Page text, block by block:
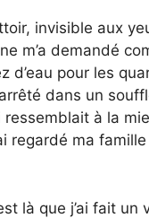
invisible aux
m’a demandé
d’eau pour les
dans un
à la
regardé ma
là que j’ai fait